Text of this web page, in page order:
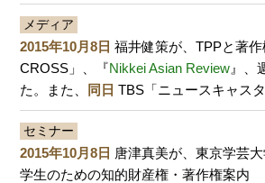
メディア
2015年10月8日 福井健策が、TPPと著
CROSS」、『Nikkei Asian Review 』、
た。また、
同日 TBS「ニュースキャス
セミナー
2015年10月8日 唐津真美が、東京学芸
学生のための知的財産権・著作権案内